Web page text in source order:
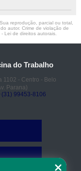
reprodução, parcial ou total,
autor. Crime de violação de
Lei de direitos autorais
do Trabalho
1102 - Centro - Belo
Parana)
(31) 99453-8106